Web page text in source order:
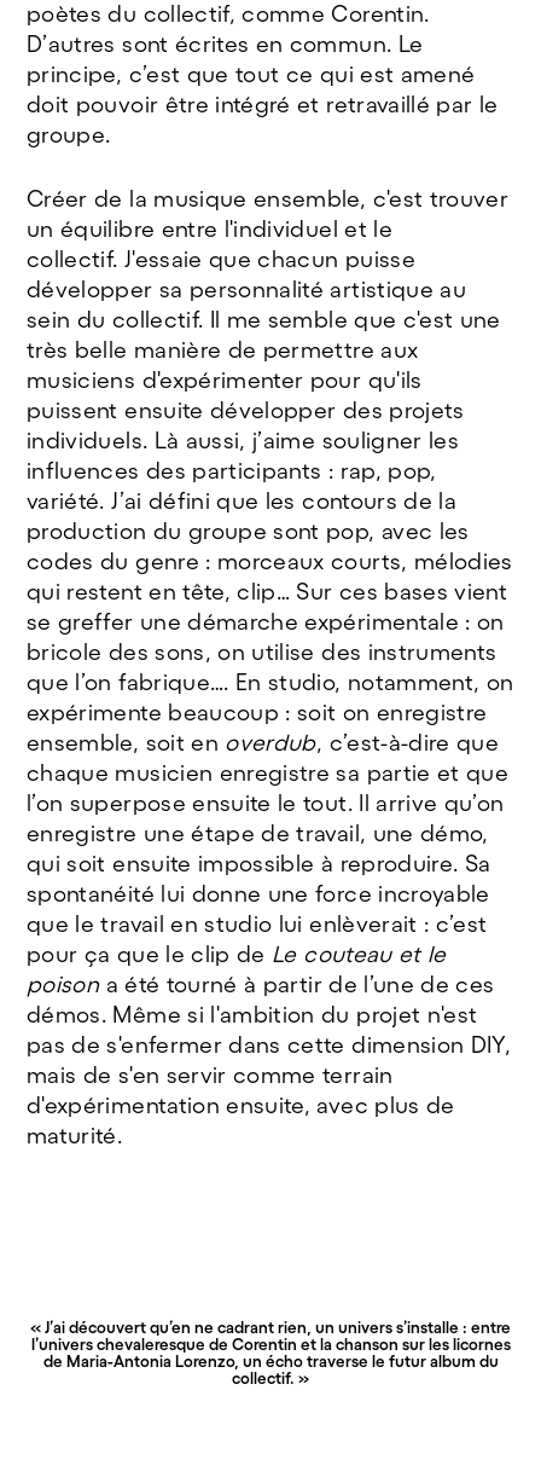
poètes du collectif, comme Corentin.
D’autres sont écrites en commun. Le
principe, c’est que tout ce qui est amené
doit pouvoir être intégré et retravaillé par le
groupe.
Créer de la musique ensemble, c'est trouver
un équilibre entre l'individuel et le
collectif. J'essaie que chacun puisse
développer sa personnalité artistique au
sein du collectif. Il me semble que c'est une
très belle manière de permettre aux
musiciens d'expérimenter pour qu'ils
puissent ensuite développer des projets
individuels. Là aussi, j’aime souligner les
influences des participants : rap, pop,
variété. J’ai défini que les contours de la
production du groupe sont pop, avec les
codes du genre : morceaux courts, mélodies
qui restent en tête, clip… Sur ces bases vient
se greffer une démarche expérimentale : on
bricole des sons, on utilise des instruments
que l’on fabrique…. En studio, notamment, on
expérimente beaucoup : soit on enregistre
ensemble, soit en overdub, c’est-à-dire que
chaque musicien enregistre sa partie et que
l’on superpose ensuite le tout. Il arrive qu’on
enregistre une étape de travail, une démo,
qui soit ensuite impossible à reproduire. Sa
spontanéité lui donne une force incroyable
que le travail en studio lui enlèverait : c’est
pour ça que le clip de Le couteau et le
poisona été tourné à partir de l’une de ces
démos. Même si l'ambition du projet n'est
pas de s'enfermer dans cette dimension DIY,
mais de s'en servir comme terrain
d'expérimentation ensuite, avec plus de
maturité.
« J’ai découvert qu’en ne cadrant rien, un univers s’installe : entre
l’univers chevaleresque de Corentin et la chanson sur les licornes
de Maria-Antonia Lorenzo, un écho traverse le futur album du
collectif. »